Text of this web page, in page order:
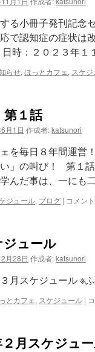
る小冊子発刊記
で認知症の症状は
日時：２０２３年
らせ, ほっとカフェ, スケ
１話
月1日 作成者:katsunori
を毎日８年間運営
」の叫び！ 第１
んだ事は、一にも
ジュール, ブログ | ブ
は
コメン
ジュール
月28日 作成者:katsunori
月スケジュール ※
とカフェ, スケジュール | ３
ジ
月スケジュ